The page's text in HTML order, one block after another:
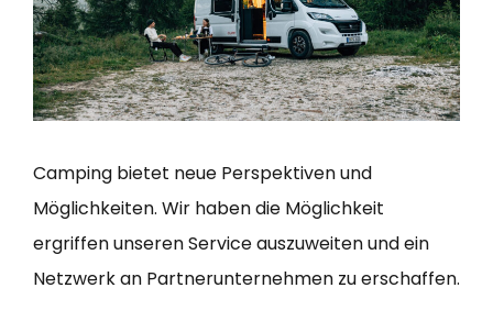
Camping bietet neue Perspektiven und
Möglichkeiten. Wir haben die Möglichkeit
ergriffen unseren Service auszuweiten und ein
Netzwerk an Partnerunternehmen zu erschaffen.